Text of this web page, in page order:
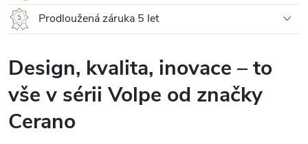
Prodloužená záruka 5 let
Design, kvalita, inovace – to
vše v sérii Volpe od značky
Cerano